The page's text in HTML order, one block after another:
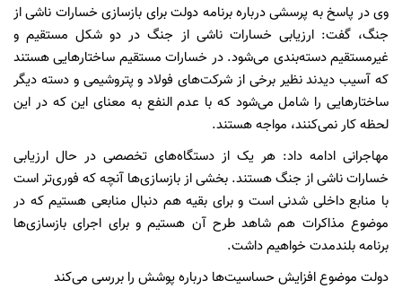
وی در پاسخ به پرسشی درباره برنامه دولت برای بازسازی خسارات ناشی از
جنگ، گفت: ارزیابی خسارات ناشی از جنگ در دو شکل مستقیم و
غیرمستقیم دسته‌بندی می‌شود. در خسارات مستقیم ساختارهایی هستند
که آسیب دیدند نظیر برخی از شرکت‌های فولاد و پتروشیمی و دسته دیگر
ساختارهایی را شامل می‌شود که با عدم النفع به معنای این که در این
لحظه کار نمی‌کنند، مواجه هستند.
مهاجرانی ادامه داد: هر یک از دستگاه‌های تخصصی در حال ارزیابی
خسارات ناشی از جنگ هستند. بخشی از بازسازی‌ها آنچه که فوری‌تر است
با منابع داخلی شدنی است و برای بقیه هم دنبال منابعی هستیم که در
موضوع مذاکرات هم شاهد طرح آن هستیم و برای اجرای بازسازی‌ها
برنامه‌ بلندمدت خواهیم داشت.
دولت موضوع افزایش حساسیت‌ها درباره پوشش را بررسی می‌کند